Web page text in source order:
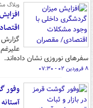
وبلاگ
سفرهای نوروزی نشان داده‌اند.
۸ فروردین ۰۲ - ۰۷:۳۰
وفور